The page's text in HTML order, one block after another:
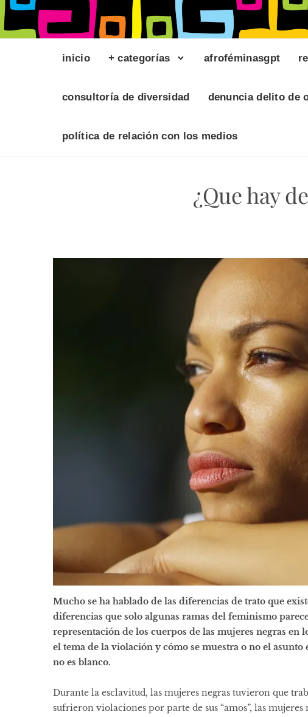
inicio + categorías afroféminasgpt
consultoría de diversidad denuncia delito de
política de relación con los medios
¿Que hay
Mucho se ha hablado de las diferencias de trato que
diferencias que solo algunas ramas del feminismo
representación de los cuerpos de las mujeres negras
el tema de la violación y cómo se muestra o no el
no es blanco.
Durante la esclavitud, las mujeres negras tuvieron que
sufrieron violaciones por parte de sus “amos”, las